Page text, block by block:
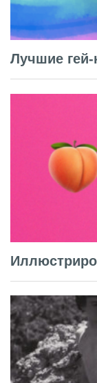
Лучшие